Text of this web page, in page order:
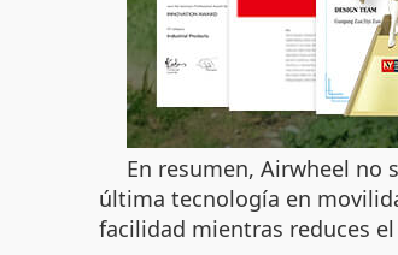
En resumen, Airwheel
última tecnología en
facilidad mientras reduces